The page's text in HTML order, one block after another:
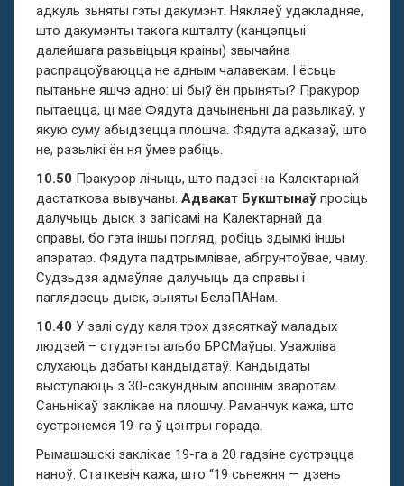
адкуль зьняты гэты дакумэнт. Някляеў удакладняе,
што дакумэнты такога кшталту (канцэпцыі
далейшага разьвіцьця краіны) звычайна
распрацоўваюцца не адным чалавекам. І ёсьць
пытаньне яшчэ адно: ці быў ён прыняты? Пракурор
пытаецца, ці мае Фядута дачыненьні да разьлікаў, у
якую суму абыдзецца плошча. Фядута адказаў, што
не, разьлікі ён ня ўмее рабіць.
10.50 Пракурор лічыць, што падзеі на Калектарнай
дастаткова вывучаны. Адвакат Букштынаў просіць
далучыць дыск з запісамі на Калектарнай да
справы, бо гэта іншы погляд, робіць здымкі іншы
апэратар. Фядута падтрымлівае, абгрунтоўвае, чаму.
Судзьдзя адмаўляе далучыць да справы і
паглядзець дыск, зьняты БелаПАНам.
10.40 У залі суду каля трох дзясяткаў маладых
людзей – студэнты альбо БРСМаўцы. Уважліва
слухаюць дэбаты кандыдатаў. Кандыдаты
выступаюць з 30-сэкундным апошнім зваротам.
Саньнікаў заклікае на плошчу. Раманчук кажа, што
сустрэнемся 19-га ў цэнтры горада.
Рымашэшскі заклікае 19-га а 20 гадзіне сустрэцца
наноў. Статкевіч кажа, што “19 сьнежня — дзень